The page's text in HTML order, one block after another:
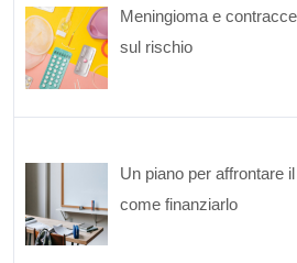
Meningioma e
sul rischio
Un piano per affrontare
come finanziarlo